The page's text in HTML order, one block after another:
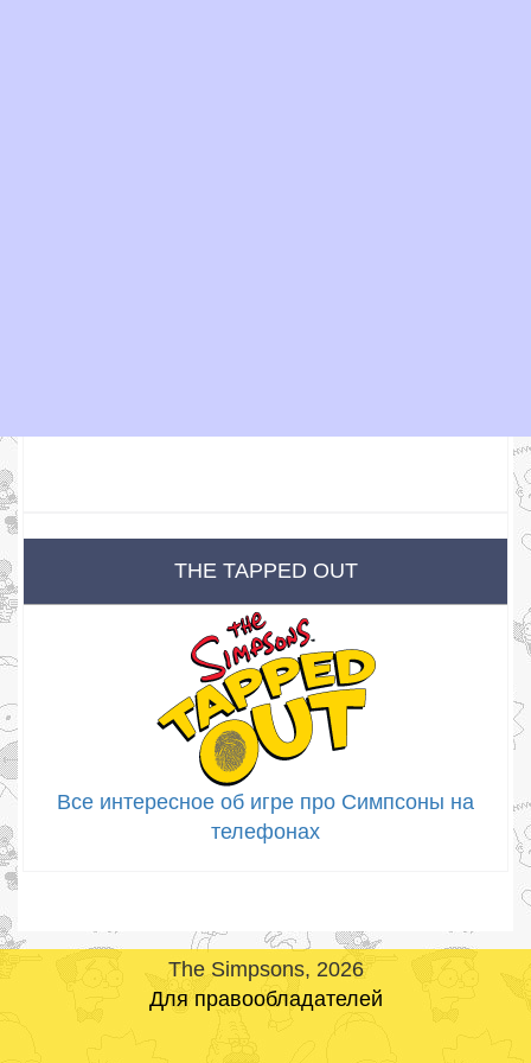
THE TAPPED OUT
Все интересное об игре про Симпсоны на
телефонах
The Simpsons, 2026
Для правообладателей